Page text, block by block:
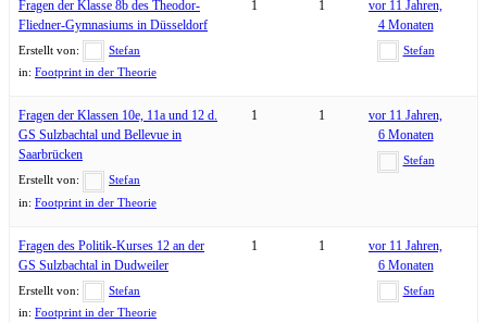
Fragen der Klasse 8b des Theodor-
Fliedner-Gymnasiums in Düsseldorf
Erstellt von:
Stefan
in: Footprint in der Theorie
1 1
vor 11 Jahren,
4 Monaten
Stefan
Fragen der Klassen 10e, 11a und 12 d.
GS Sulzbachtal und Bellevue in
Saarbrücken
Erstellt von:
Stefan
in: Footprint in der Theorie
1 1
vor 11 Jahren,
6 Monaten
Stefan
Fragen des Politik-Kurses 12 an der
GS Sulzbachtal in Dudweiler
Erstellt von:
Stefan
in: Footprint in der Theorie
1 1
vor 11 Jahren,
6 Monaten
Stefan